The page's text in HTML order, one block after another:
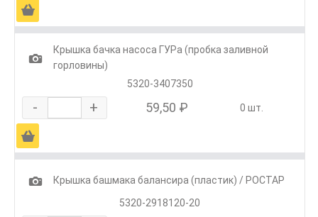
Ä
1
Крышка бачка насоса ГУРа (пробка заливной
горловины)
5320-3407350
- + 59,50 ₽ 0 шт.
Ä
1
Крышка башмака балансира (пластик) / РОСТАР
5320-2918120-20